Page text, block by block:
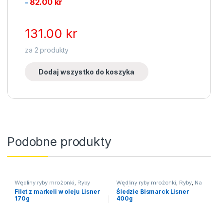
- 82.00 kr
131.00 kr
za 2 produkty
Dodaj wszystko do koszyka
Podobne produkty
Wędliny ryby mrożonki, Ryby
Filet z markeli w oleju Lisner
170g
Wędliny ryby mrożonki, Ryby, Na
święta
Śledzie Bismarck Lisner
400g